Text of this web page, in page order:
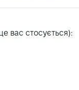
вас стосується):